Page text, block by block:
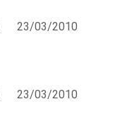
23/03/2010
23/03/2010